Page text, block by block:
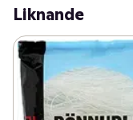
Liknande